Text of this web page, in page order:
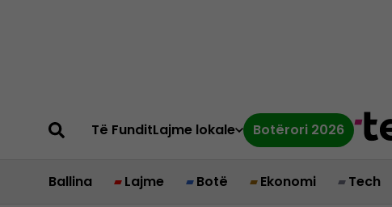
Të FunditLajme lokale Botërori 2026
Ballina Lajme Botë Ekonomi Tech